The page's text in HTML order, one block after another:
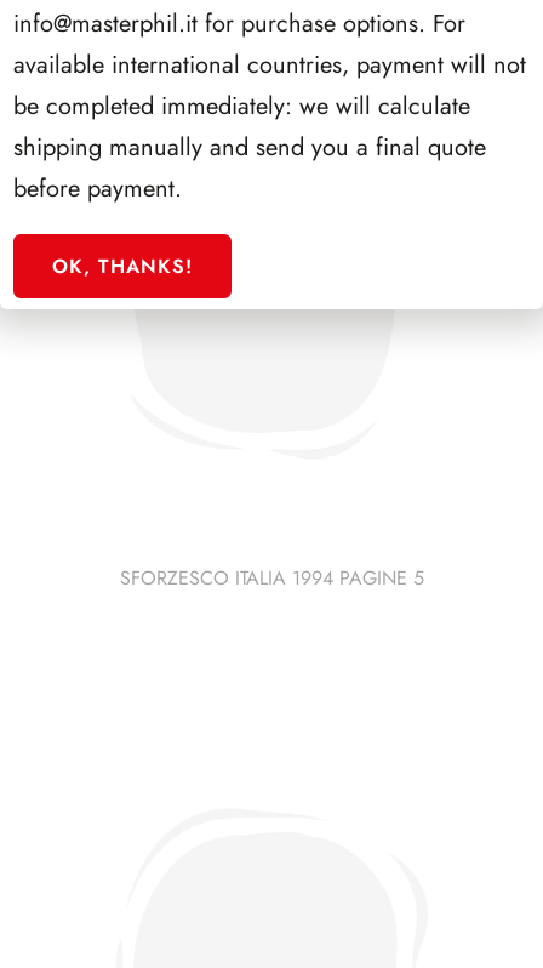
SFORZESCO ITALIA 1994 PAGINE 5
info@masterphil.it for purchase options. For
available international countries, payment will not
be completed immediately: we will calculate
shipping manually and send you a final quote
before payment.
OK, THANKS!